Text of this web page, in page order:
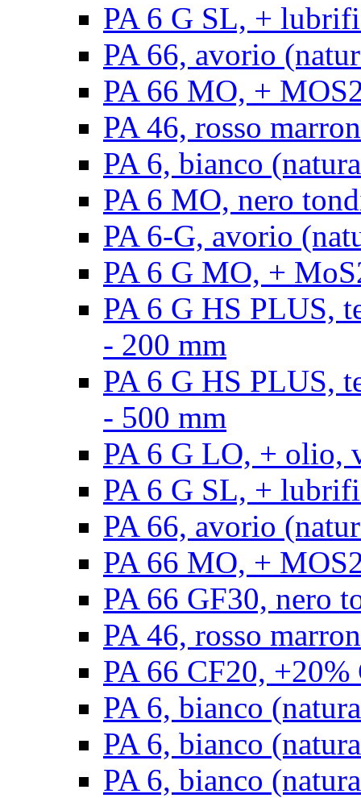
PA 6 G SL, +
PA 66, avorio
PA 66 MO, +
PA 46, rosso
PA 6, bianco
PA 6 MO, nero
PA 6-G, avorio
PA 6 G MO, +
PA 6 G HS PLUS,
- 200 mm
PA 6 G HS PLUS,
- 500 mm
PA 6 G LO, + olio,
PA 6 G SL, +
PA 66, avorio
PA 66 MO, +
PA 66 GF30, nero
PA 46, rosso
PA 66 CF20,
PA 6, bianco
PA 6, bianco
PA 6, bianco